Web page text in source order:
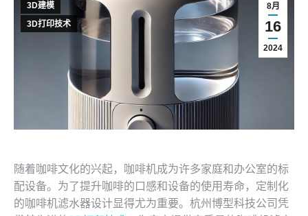
8月
16
2024
3D建模
3D打印技术
随着咖啡文化的兴起，咖啡机成为许多家庭和办公室的标
配设备。为了提升咖啡的口感和设备的使用寿命，定制化
的咖啡机滤水器设计显得尤为重要。杭州博型科技公司凭